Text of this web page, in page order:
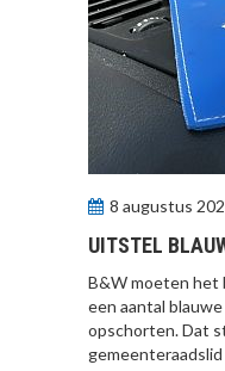
8 augustus
UITSTEL
B&W moeten het
een aantal blauwe
opschorten. Dat